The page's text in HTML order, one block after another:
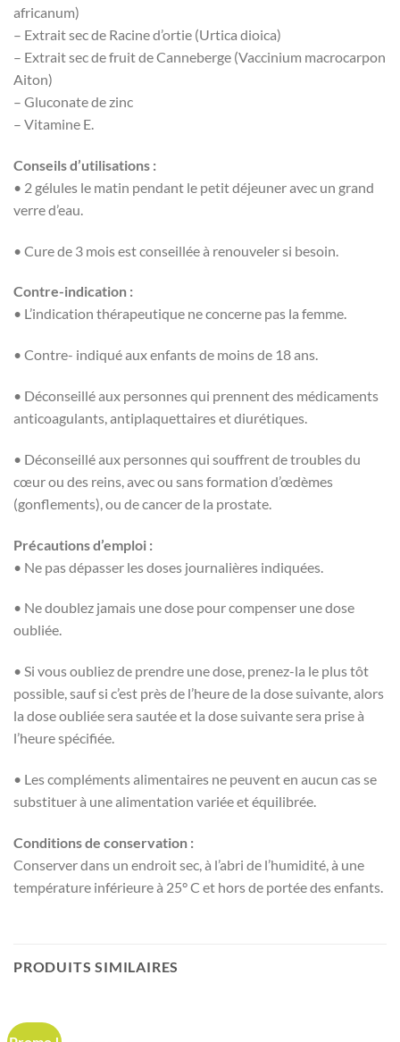
africanum)
– Extrait sec de Racine d’ortie (Urtica dioica)
– Extrait sec de fruit de Canneberge (Vaccinium macrocarpon
Aiton)
– Gluconate de zinc
– Vitamine E.
Conseils d’utilisations :
• 2 gélules le matin pendant le petit déjeuner avec un grand
verre d’eau.
• Cure de 3 mois est conseillée à renouveler si besoin.
Contre-indication :
• L’indication thérapeutique ne concerne pas la femme.
• Contre- indiqué aux enfants de moins de 18 ans.
• Déconseillé aux personnes qui prennent des médicaments
anticoagulants, antiplaquettaires et diurétiques.
• Déconseillé aux personnes qui souffrent de troubles du
cœur ou des reins, avec ou sans formation d’œdèmes
(gonflements), ou de cancer de la prostate.
Précautions d’emploi :
• Ne pas dépasser les doses journalières indiquées.
• Ne doublez jamais une dose pour compenser une dose
oubliée.
• Si vous oubliez de prendre une dose, prenez-la le plus tôt
possible, sauf si c’est près de l’heure de la dose suivante, alors
la dose oubliée sera sautée et la dose suivante sera prise à
l’heure spécifiée.
• Les compléments alimentaires ne peuvent en aucun cas se
substituer à une alimentation variée et équilibrée.
Conditions de conservation :
Conserver dans un endroit sec, à l’abri de l’humidité, à une
température inférieure à 25° C et hors de portée des enfants.
PRODUITS SIMILAIRES